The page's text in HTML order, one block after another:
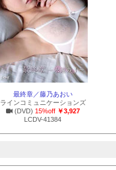
最終章／藤乃あおい
ラインコミュニケーションズ
(DVD) 15%off ￥3,927
LCDV-41384